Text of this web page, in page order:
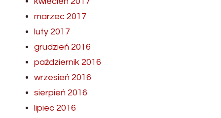
marzec 2017
luty 2017
grudzień 2016
październik 2016
wrzesień 2016
sierpień 2016
lipiec 2016